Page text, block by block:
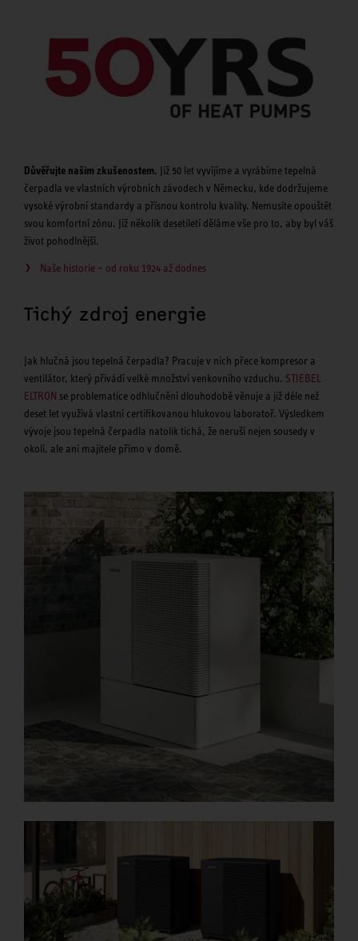
Důvěřujte našim zkušenostem. Již 50 let vyvíjíme a vyrábíme tepelná
čerpadla ve vlastních výrobních závodech v Německu, kde dodržujeme
vysoké výrobní standardy a přísnou kontrolu kvality. Nemusíte opouštět
svou komfortní zónu. Již několik desetiletí děláme vše pro to, aby byl váš
život pohodlnější.
Naše historie – od roku 1924 až dodnes
Tichý zdroj energie
Jak hlučná jsou tepelná čerpadla? Pracuje v nich přece kompresor a
ventilátor, který přivádí velké množství venkovního vzduchu. STIEBEL
ELTRON se problematice odhlučnění dlouhodobě věnuje a již déle než
deset let využívá vlastní certifikovanou hlukovou laboratoř. Výsledkem
vývoje jsou tepelná čerpadla natolik tichá, že neruší nejen sousedy v
okolí, ale ani majitele přímo v domě.